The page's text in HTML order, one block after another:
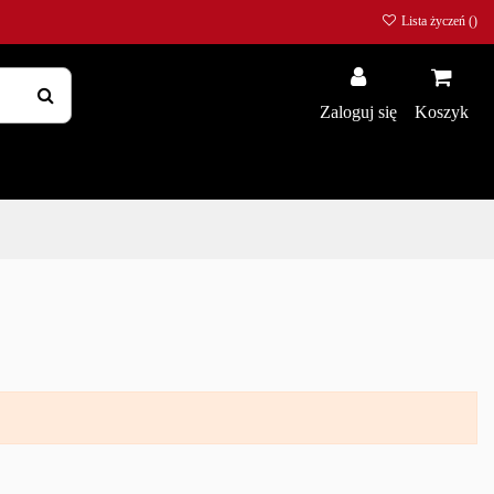
Lista życzeń ()
Zaloguj się Koszyk